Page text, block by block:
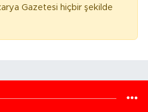
Gazetesi hiçbir şekilde